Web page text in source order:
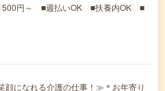
1500円～ ■週払いOK ■扶養内OK ■
顔になれる介護の仕事！≫＊お年寄り